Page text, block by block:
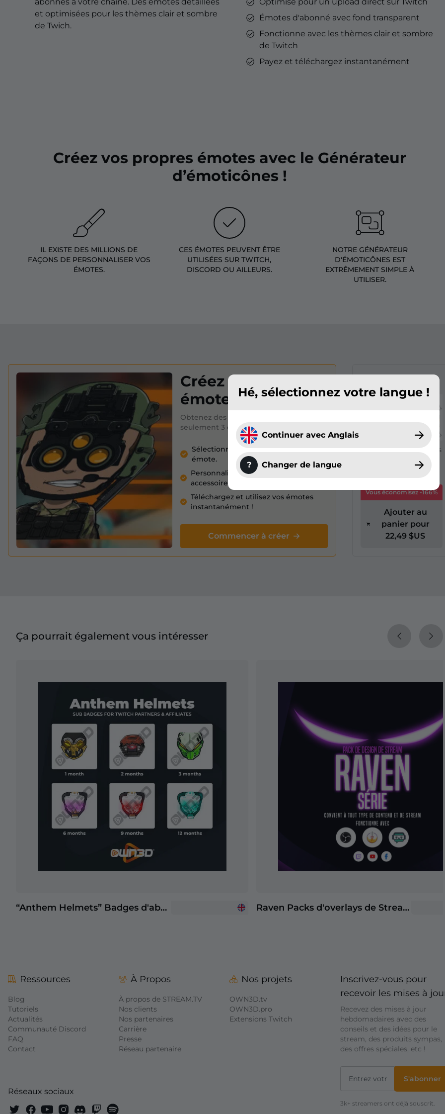
Overlays pour Halloween
Hé, sélectionnez votre langue !
Continuer avec Anglais
? Changer de langue
abonnés à votre chaîne. Des emotes détaillées
et optimisées pour les thèmes clair et sombre
de Twich.
Optimisé pour un upload direct sur Twitch
Émotes d'abonné avec fond transparent
Fonctionne avec les thèmes clair et sombre
de Twitch
Payez et téléchargez instantanément
Créez vos propres émotes avec le Générateur
d’émoticônes !
IL EXISTE DES MILLIONS DE
FAÇONS DE PERSONNALISER VOS
ÉMOTES.
CES ÉMOTES PEUVENT ÊTRE
UTILISÉES SUR TWITCH,
DISCORD OU AILLEURS.
NOTRE GÉNÉRATEUR
D'ÉMOTICÔNES EST
EXTRÊMEMENT SIMPLE À
UTILISER.
Créez vos propres
émotes !
Obtenez des millions d’émotes en
seulement 3 étapes
Sélectionnez le personnage de votre
émote.
Personnalisez avec plus de 100
accessoires custom.
Téléchargez et utilisez vos émotes
instantanément !
Commencer à créer
Le bundle contient les
8 émotes de ce pack
Vous économisez -166%
Ajouter au
panier pour
22,49 $US
Ça pourrait également vous intéresser
“Anthem Helmets” Badges d'abonné Twitch Raven Packs d'overlays de Stream
Ressources
Blog
Tutoriels
Actualités
Communauté Discord
FAQ
Contact
Réseaux sociaux
À Propos
À propos de STREAM.TV
Nos clients
Nos partenaires
Carrière
Presse
Réseau partenaire
Nos projets
OWN3D.tv
OWN3D.pro
Extensions Twitch
Inscrivez-vous pour
recevoir les mises à
Recevez des mises à jour
hebdomadaires avec des
conseils et des idées pour le
stream, des produits sympas,
des offres spéciales, etc !
S'abonner
3k+ streamers ont déjà souscrit.